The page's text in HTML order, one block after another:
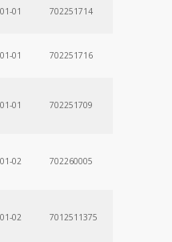
01 702251714
01 702251716
01 702251709
02 702260005
02 7012511375